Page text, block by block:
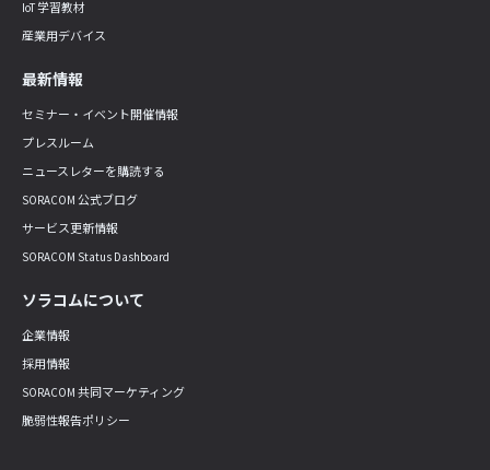
IoT 学習教材
産業用デバイス
最新情報
セミナー・イベント開催情報
プレスルーム
ニュースレターを購読する
SORACOM 公式ブログ
サービス更新情報
SORACOM Status Dashboard
ソラコムについて
企業情報
採用情報
SORACOM 共同マーケティング
脆弱性報告ポリシー